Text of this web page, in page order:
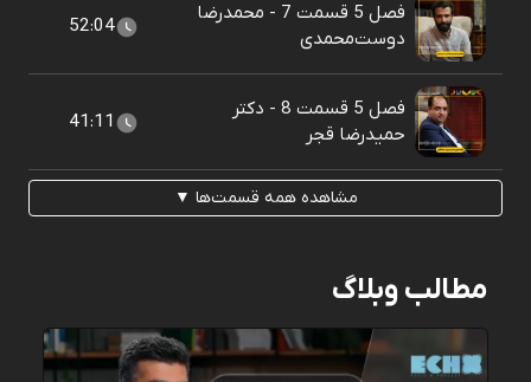
فصل 5 قسمت 7 - محمدرضا
دوست‌محمدی
52:04
فصل 5 قسمت 8 - دکتر
حمیدرضا قجر
41:11
مشاهده همه قسمت‌ها ▼
مطالب وبلاگ